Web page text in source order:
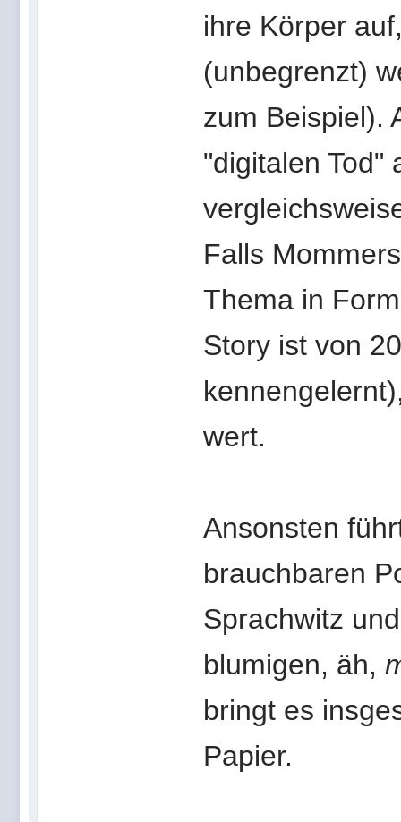
ihre Körper
(unbegrenzt)
zum Beispiel).
"digitalen Tod"
Falls
Thema in
Story ist von
wert.
Ansonsten
brauchbaren
Sprachwitz
blumigen, äh,
bringt es
Papier.